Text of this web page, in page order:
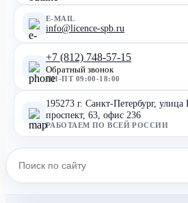
E-MAIL
info@licence-spb.ru
+7 (812) 748-57-15
Обратный звонок
ПН-ПТ 09:00-18:00
195273 г. Санкт-Петербург, улица
проспект, 63, офис 236
РАБОТАЕМ ПО ВСЕЙ РОССИИ